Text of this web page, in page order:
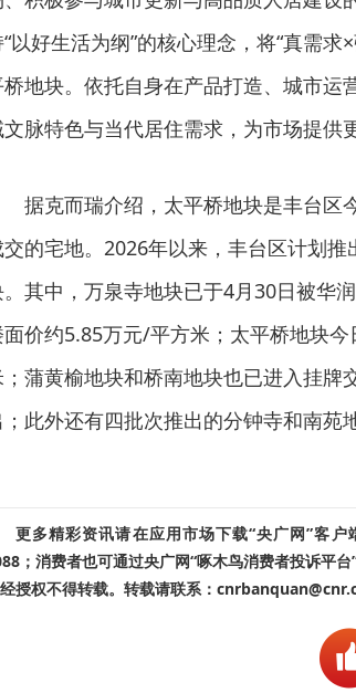
以好生活为纲”的核心理念，将“真需
地块。依托自身在产品打造、城市运
脉特色与当代居住需求，为市场提供
据克而瑞介绍，太平桥地块是丰台区
交的宅地。2026年以来，丰台区计划
其中，万泉寺地块已于4月30日被华
价约5.85万元/平方米；太平桥地块
蒲黄榆地块和桥南地块也已进入挂牌
；此外还有四批次推出的分钟寺和南苑
更多精彩资讯请在应用市场下载“央广网”客
；消费者也可通过央广网“啄木鸟消费者投诉平
授权不得转载。转载请联系：